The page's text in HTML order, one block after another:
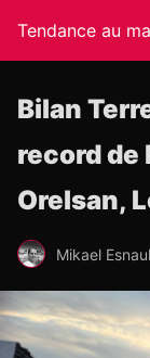
Tendance au
Bilan
record de
Orelsan,
Mikael